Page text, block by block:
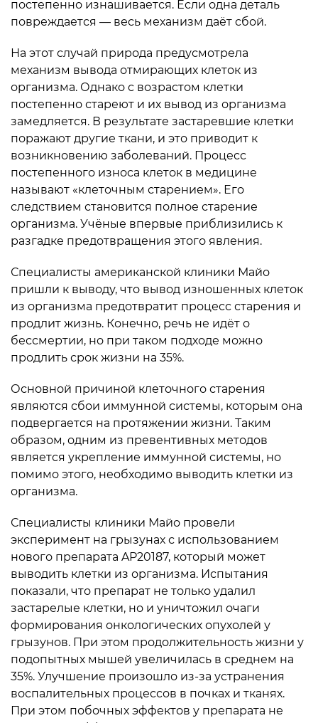
постепенно изнашивается. Если одна деталь
повреждается — весь механизм даёт сбой.
На этот случай природа предусмотрела
механизм вывода отмирающих клеток из
организма. Однако с возрастом клетки
постепенно стареют и их вывод из организма
замедляется. В результате застаревшие клетки
поражают другие ткани, и это приводит к
возникновению заболеваний. Процесс
постепенного износа клеток в медицине
называют «клеточным старением». Его
следствием становится полное старение
организма. Учёные впервые приблизились к
разгадке предотвращения этого явления.
Специалисты американской клиники Майо
пришли к выводу, что вывод изношенных клеток
из организма предотвратит процесс старения и
продлит жизнь. Конечно, речь не идёт о
бессмертии, но при таком подходе можно
продлить срок жизни на 35%.
Основной причиной клеточного старения
являются сбои иммунной системы, которым она
подвергается на протяжении жизни. Таким
образом, одним из превентивных методов
является укрепление иммунной системы, но
помимо этого, необходимо выводить клетки из
организма.
Специалисты клиники Майо провели
эксперимент на грызунах с использованием
нового препарата AP20187, который может
выводить клетки из организма. Испытания
показали, что препарат не только удалил
застарелые клетки, но и уничтожил очаги
формирования онкологических опухолей у
грызунов. При этом продолжительность жизни у
подопытных мышей увеличилась в среднем на
35%. Улучшение произошло из-за устранения
воспалительных процессов в почках и тканях.
При этом побочных эффектов у препарата не